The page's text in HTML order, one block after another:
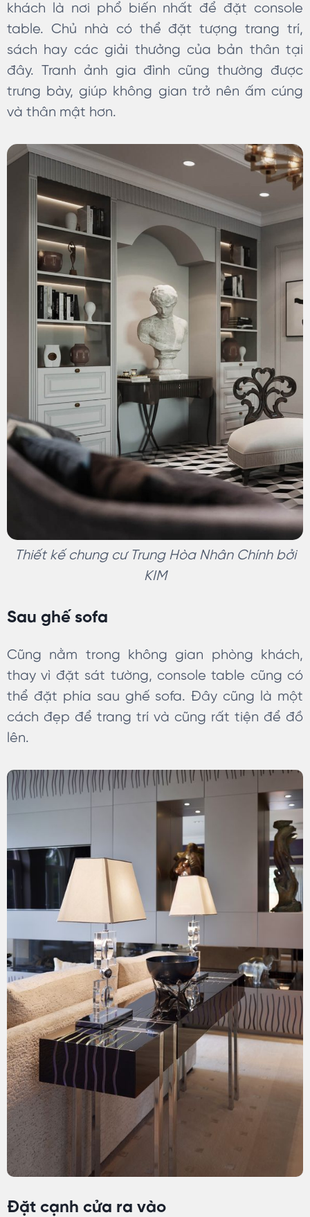
khách là nơi phổ biến nhất để đặt console
table. Chủ nhà có thể đặt tượng trang trí,
sách hay các giải thưởng của bản thân tại
đây. Tranh ảnh gia đình cũng thường được
trưng bày, giúp không gian trở nên ấm cúng
và thân mật hơn.
Thiết kế chung cư Trung Hòa Nhân Chính bởi
KIM
Sau ghế sofa
Cũng nằm trong không gian phòng khách,
thay vì đặt sát tường, console table cũng có
thể đặt phía sau ghế sofa. Đây cũng là một
cách đẹp để trang trí và cũng rất tiện để đồ
lên.
Đặt cạnh cửa ra vào